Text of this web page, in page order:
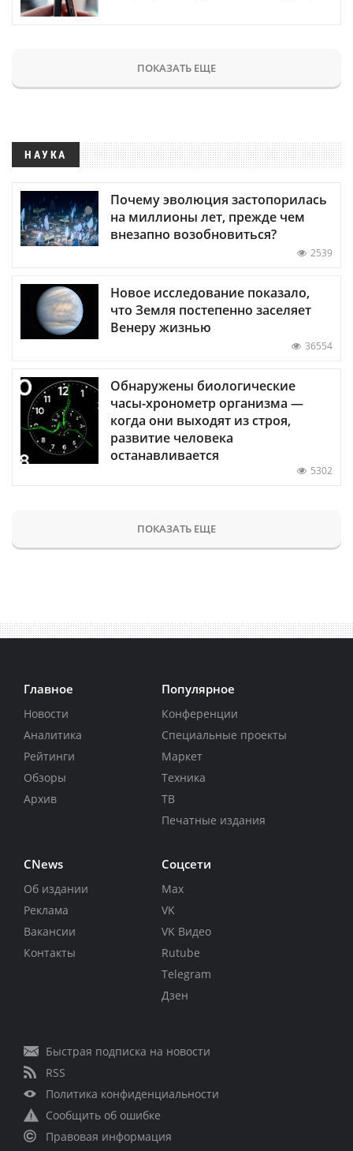
ПОКАЗАТЬ ЕЩЕ
НАУКА
Почему эволюция застопорилась
на миллионы лет, прежде чем
внезапно возобновиться?
2539
Новое исследование показало,
что Земля постепенно заселяет
Венеру жизнью
36554
Обнаружены биологические
часы-хронометр организма —
когда они выходят из строя,
развитие человека
останавливается
5302
ПОКАЗАТЬ ЕЩЕ
Главное
Новости
Аналитика
Рейтинги
Обзоры
Архив
Популярное
Конференции
Специальные проекты
Маркет
Техника
ТВ
Печатные издания
CNews
Об издании
Реклама
Вакансии
Контакты
Соцсети
Max
VK
VK Видео
Rutube
Telegram
Дзен
Быстрая подписка на новости
RSS
Политика конфиденциальности
Сообщить об ошибке
Правовая информация